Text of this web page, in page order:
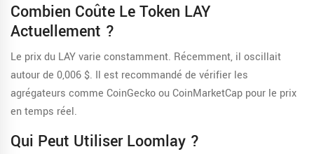
Combien Coûte Le Token LAY
Actuellement ?
Le prix du LAY varie constamment. Récemment, il oscillait
autour de 0,006 $. Il est recommandé de vérifier les
agrégateurs comme CoinGecko ou CoinMarketCap pour le prix
en temps réel.
Qui Peut Utiliser Loomlay ?